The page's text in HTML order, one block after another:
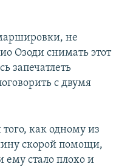
не
Озоди снимать этот
запечатлеть
с двумя
как одному из
скорой помощи,
стало плохо и